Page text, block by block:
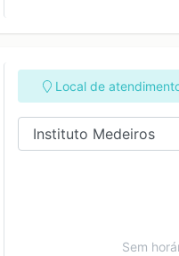
Local de
Sem